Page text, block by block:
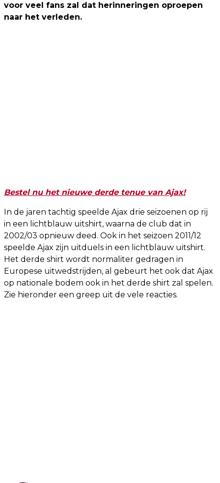
voor veel fans zal dat herinneringen oproepen
naar het verleden.
Bestel nu het nieuwe derde tenue van Ajax!
In de jaren tachtig speelde Ajax drie seizoenen op rij
in een lichtblauw uitshirt, waarna de club dat in
2002/03 opnieuw deed. Ook in het seizoen 2011/12
speelde Ajax zijn uitduels in een lichtblauw uitshirt.
Het derde shirt wordt normaliter gedragen in
Europese uitwedstrijden, al gebeurt het ook dat Ajax
op nationale bodem ook in het derde shirt zal spelen.
Zie hieronder een greep uit de vele reacties.